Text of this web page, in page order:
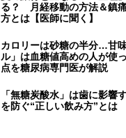
る？ 月経移動の方法＆鎮
方とは【医師に聞く】
カロリーは砂糖の半分…甘
ル」は血糖値高めの人が使
点を糖尿病専門医が解説
「無糖炭酸水」は歯に影
を防ぐ“正しい飲み方”とは